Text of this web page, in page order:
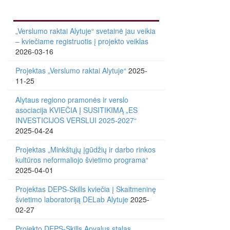
„Verslumo raktai Alytuje“ svetainė jau veikia
– kviečiame registruotis į projekto veiklas
2026-03-16
Projektas „Verslumo raktai Alytuje“ 2025-
11-25
Alytaus regiono pramonės ir verslo
asociacija KVIEČIA Į SUSITIKIMĄ „ES
INVESTICIJOS VERSLUI 2025-2027“
2025-04-24
Projektas „Minkštųjų įgūdžių ir darbo rinkos
kultūros neformaliojo švietimo programa“
2025-04-01
Projektas DEPS-Skills kviečia į Skaitmeninę
švietimo laboratoriją DELab Alytuje 2025-
02-27